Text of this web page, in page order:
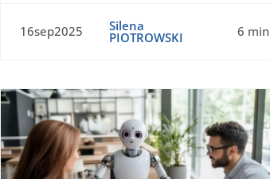
16sep2025 Silena
PIOTROWSKI 6 min